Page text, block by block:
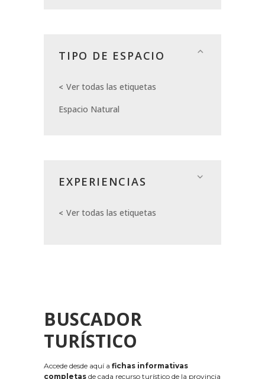
TIPO DE ESPACIO
Ver todas las etiquetas
Espacio Natural
EXPERIENCIAS
Ver todas las etiquetas
BUSCADOR
TURÍSTICO
Accede desde aquí a fichas informativas
completas de cada recurso turístico de la provincia